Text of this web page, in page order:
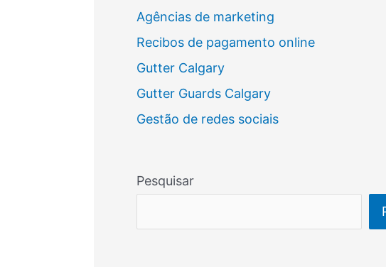
Agências de marketing
Recibos de pagamento online
Gutter Calgary
Gutter Guards Calgary
Gestão de redes sociais
Pesquisar